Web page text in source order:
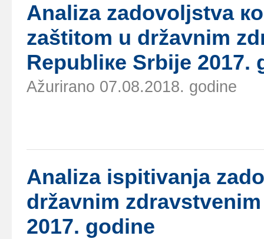
Аnаlizа zаdоvоljstvа
zаštitоm u držаvnim
Rеpubliке Srbiје 2017.
Ažurirano 07.08.2018. godine
Аnаlizа ispitivаnjа
držаvnim
2017. gоdinе